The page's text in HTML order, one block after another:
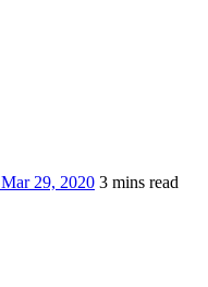
Mar 29, 2020 3 mins read